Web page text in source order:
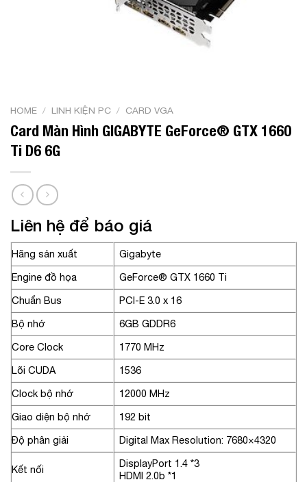
HOME / LINH KIỆN PC / CARD VGA
Card Màn Hình GIGABYTE GeForce® GTX 1660
Ti D6 6G
Liên hệ để báo giá
Hãng sản xuất
Gigabyte
Engine đồ họa
GeForce® GTX 1660 Ti
Chuẩn Bus
PCI-E 3.0 x 16
Bộ nhớ
6GB GDDR6
Core Clock
1770 MHz
Lõi CUDA
1536
Clock bộ nhớ
12000 MHz
Giao diện bộ nhớ
192 bit
Độ phân giải
Digital Max Resolution: 7680×4320
Kết nối
DisplayPort 1.4 *3
HDMI 2.0b *1